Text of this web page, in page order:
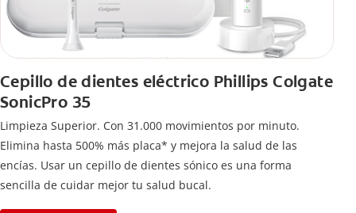
Cepillo de dientes eléctrico Phillips Colgate
SonicPro 35
Limpieza Superior. Con 31.000 movimientos por minuto.
Elimina hasta 500% más placa* y mejora la salud de las
encías. Usar un cepillo de dientes sónico es una forma
sencilla de cuidar mejor tu salud bucal.